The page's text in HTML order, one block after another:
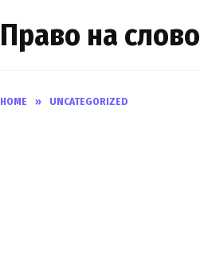
Право на слово
HOME » UNCATEGORIZED